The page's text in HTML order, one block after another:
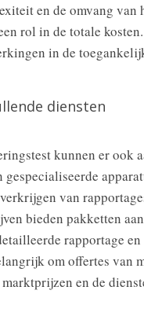
en de omvang van
rol in de totale
in de
diensten
kunnen er ook
van
bieden pakketten
rapportage
om offertes van
en de